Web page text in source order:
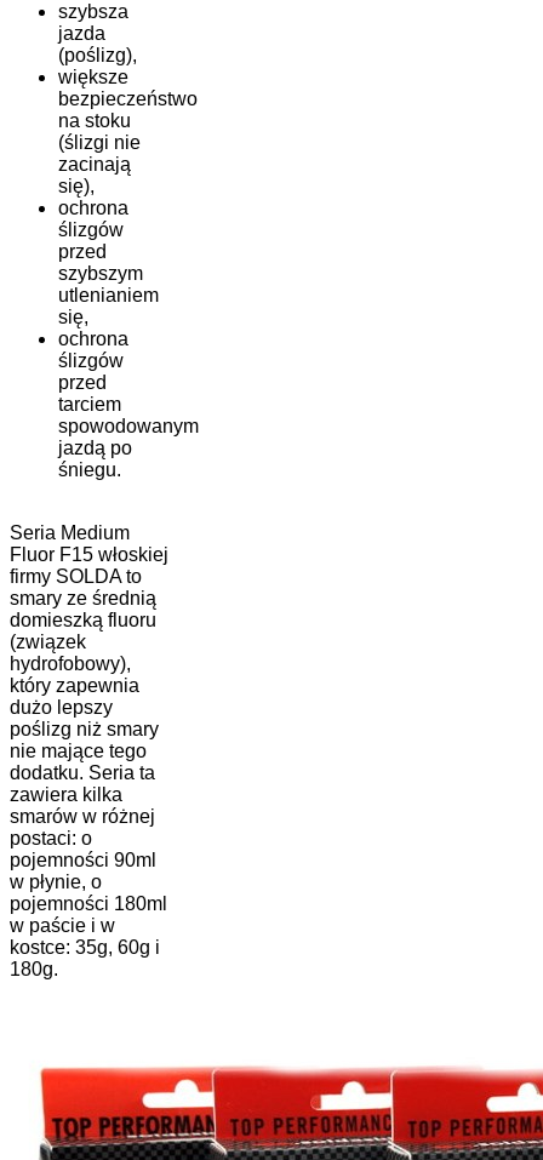
szybsza
jazda
(poślizg),
większe
bezpieczeństwo
na stoku
(ślizgi nie
zacinają
się),
ochrona
ślizgów
przed
szybszym
utlenianiem
się,
ochrona
ślizgów
przed
tarciem
spowodowanym
jazdą po
śniegu.
Seria Medium
Fluor F15 włoskiej
firmy SOLDA to
smary ze średnią
domieszką fluoru
(związek
hydrofobowy),
który zapewnia
dużo lepszy
poślizg niż smary
nie mające tego
dodatku. Seria ta
zawiera kilka
smarów w różnej
postaci: o
pojemności 90ml
w płynie, o
pojemności 180ml
w paście i w
kostce: 35g, 60g i
180g.